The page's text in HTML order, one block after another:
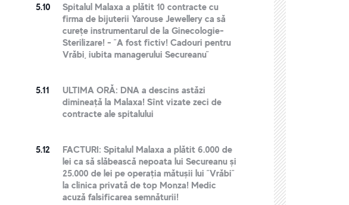
5.10
Spitalul Malaxa a plătit 10 contracte cu
firma de bijuterii Yarouse Jewellery ca să
curețe instrumentarul de la Ginecologie-
Sterilizare! - ”A fost fictiv! Cadouri pentru
Vrăbi, iubita managerului Secureanu”
5.11
ULTIMA ORĂ: DNA a descins astăzi
dimineață la Malaxa! Sînt vizate zeci de
contracte ale spitalului
5.12
FACTURI: Spitalul Malaxa a plătit 6.000 de
lei ca să slăbească nepoata lui Secureanu și
25.000 de lei pe operația mătușii lui ”Vrăbi”
la clinica privată de top Monza! Medic
acuză falsificarea semnăturii!